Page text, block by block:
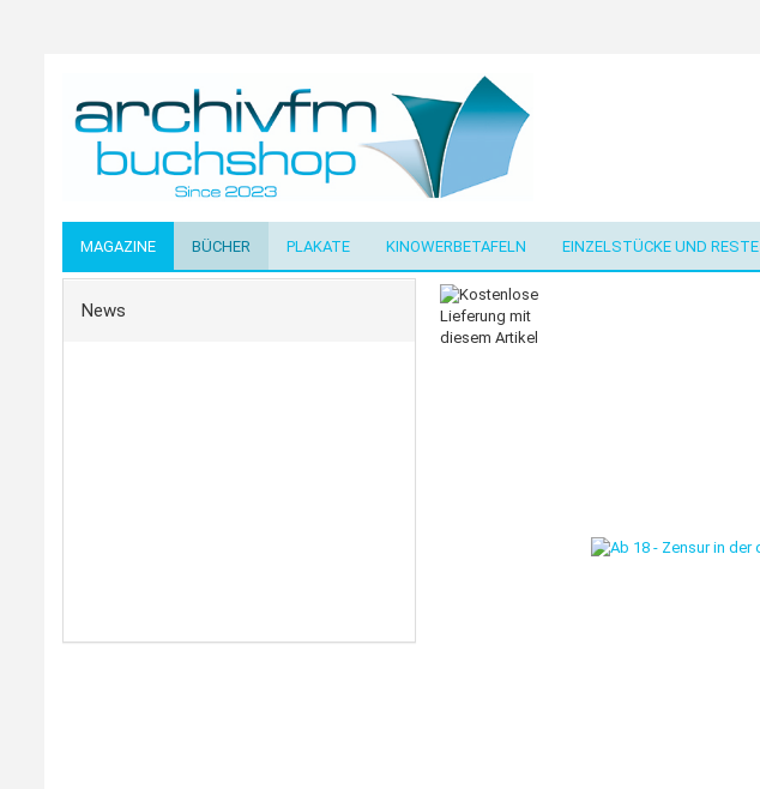
MAGAZINE BÜCHER PLAKATE KINOWERBETAFELN EINZELSTÜCKE UND RESTE
News